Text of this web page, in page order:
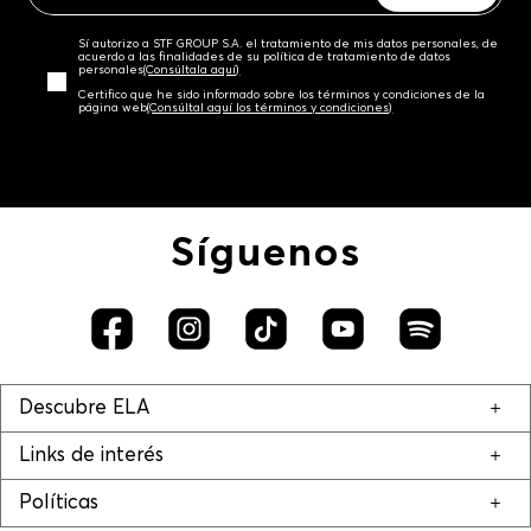
Sí autorizo a STF GROUP S.A. el tratamiento de mis datos personales, de
acuerdo a las finalidades de su política de tratamiento de datos
personales‎(Consúltala aquí)
Certifico que he sido informado sobre los términos y condiciones de la
página web‎(Consúltal aquí los términos y condiciones)
Síguenos
Descubre ELA
Links de interés
Políticas